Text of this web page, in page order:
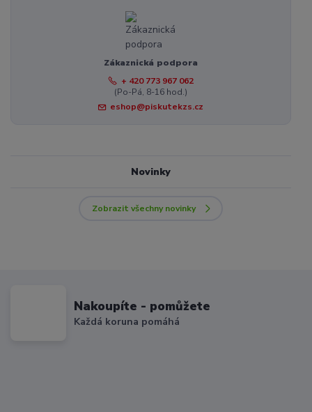
Zákaznická podpora
+ 420 773 967 062
(Po-Pá, 8-16 hod.)
eshop@piskutekzs.cz
Novinky
Zobrazit všechny novinky
Nakoupíte - pomůžete
Každá koruna pomáhá